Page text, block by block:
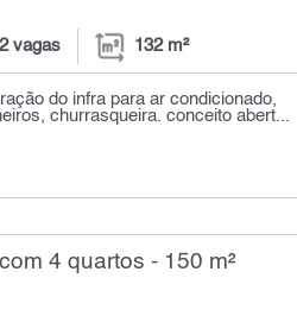
2 vagas 132 m²
do infra para ar condicionado,
churrasqueira. conceito abert...
4 quartos - 150 m²